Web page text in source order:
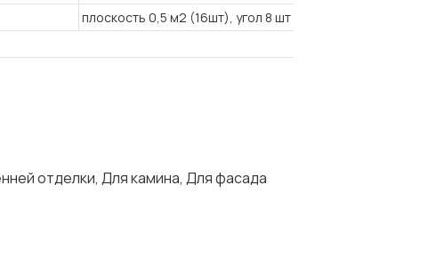
плоскость 0,5 м2 (16шт), угол 8 шт
отделки, Для камина, Для фасада